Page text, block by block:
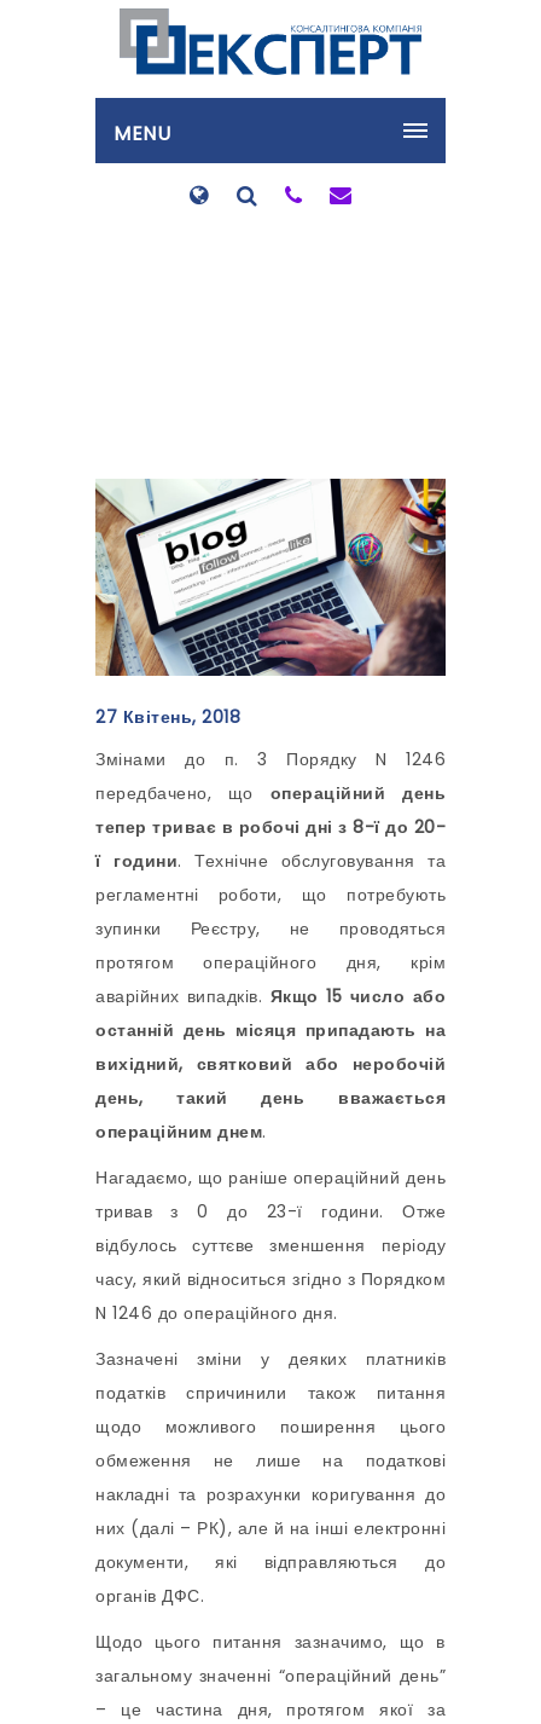
MENU
27 Квітень, 2018
Змінами до п. 3 Порядку N 1246
передбачено, що операційний день
тепер триває в робочі дні з 8-ї до 20-
ї години. Технічне обслуговування та
регламентні роботи, що потребують
зупинки Реєстру, не проводяться
протягом операційного дня, крім
аварійних випадків. Якщо 15 число або
останній день місяця припадають на
вихідний, святковий або неробочій
день, такий день вважається
операційним днем.
Нагадаємо, що раніше операційний день
тривав з 0 до 23-ї години. Отже
відбулось суттєве зменшення періоду
часу, який відноситься згідно з Порядком
N 1246 до операційного дня.
Зазначені зміни у деяких платників
податків спричинили також питання
щодо можливого поширення цього
обмеження не лише на податкові
накладні та розрахунки коригування до
них (далі – РК), але й на інші електронні
документи, які відправляються до
органів ДФС.
Щодо цього питання зазначимо, що в
загальному значенні “операційний день”
– це частина дня, протягом якої за